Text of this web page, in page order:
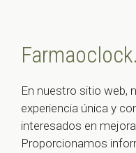
En nuestro sitio web,
experiencia única y
interesados en
Proporcionamos